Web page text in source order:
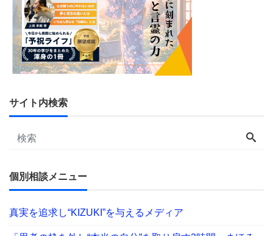
サイト内検索
個別相談メニュー
真実を追求し“KIZUKI”を与えるメディア